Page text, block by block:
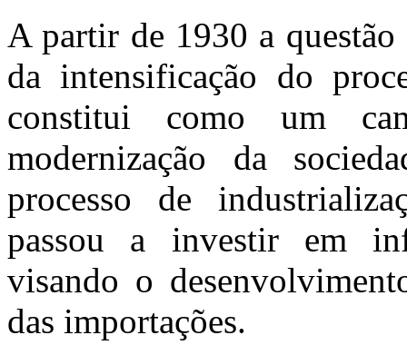
A partir de 1930 a
da intensificação do
constitui como um
modernização da
processo de
passou a investir em
visando o
das importações.